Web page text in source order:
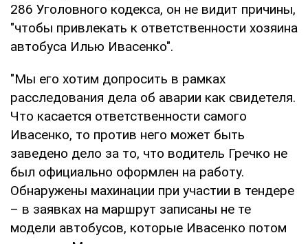
286 Уголовного кодекса, он не видит причины,
"чтобы привлекать к ответственности хозяина
автобуса Илью Ивасенко".
"Мы его хотим допросить в рамках
расследования дела об аварии как свидетеля.
Что касается ответственности самого
Ивасенко, то против него может быть
заведено дело за то, что водитель Гречко не
был официально оформлен на работу.
Обнаружены махинации при участии в тендере
– в заявках на маршрут записаны не те
модели автобусов, которые Ивасенко потом